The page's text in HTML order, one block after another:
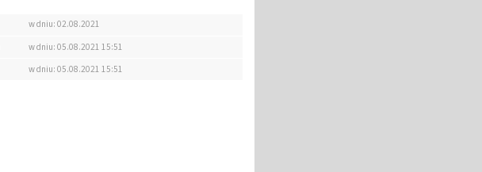
w dniu: 02.08.2021
w dniu: 05.08.2021 15:51
w dniu: 05.08.2021 15:51